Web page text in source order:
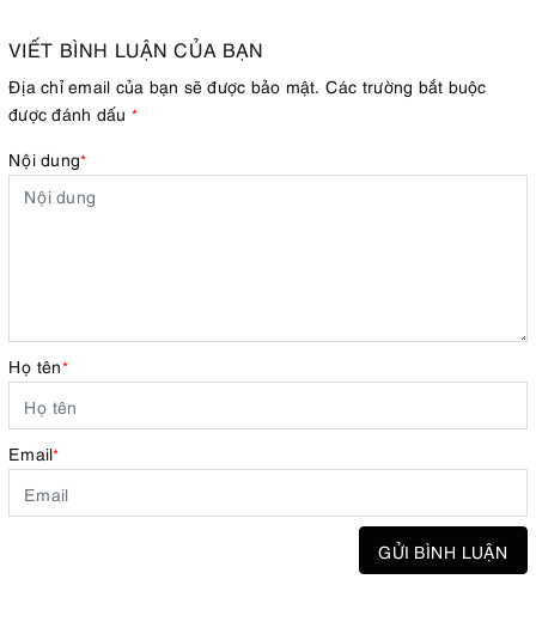
VIẾT BÌNH LUẬN CỦA BẠN
Địa chỉ email của bạn sẽ được bảo mật. Các trường bắt buộc
được đánh dấu *
Nội dung*
Họ tên*
Email*
GỬI BÌNH LUẬN